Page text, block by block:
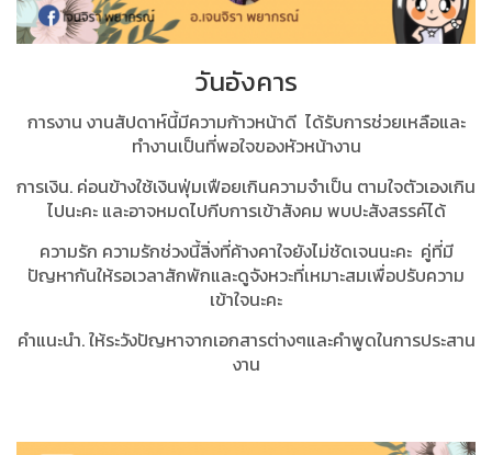
วันอังคาร
การงาน งานสัปดาห์นี้มีความก้าวหน้าดี ได้รับการช่วยเหลือและ
ทำงานเป็นที่พอใจของหัวหน้างาน
การเงิน. ค่อนข้างใช้เงินฟุ่มเฟือยเกินความจำเป็น ตามใจตัวเองเกิน
ไปนะคะ และอาจหมดไปกีบการเข้าสังคม พบปะสังสรรค์ได้
ความรัก ความรักช่วงนี้สิ่งที่ค้างคาใจยังไม่ชัดเจนนะคะ คู่ที่มี
ปัญหากันให้รอเวลาสักพักและดูจังหวะที่เหมาะสมเพื่อปรับความ
เข้าใจนะคะ
คำแนะนำ. ให้ระวังปัญหาจากเอกสารต่างๆและคำพูดในการประสาน
งาน